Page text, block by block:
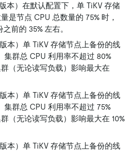
本）在默认配置下，单 TiKV 存储
是节点 CPU 总数量的 75% 时，
前的 35% 左右。
版本）单 TiKV 存储节点上备份的线
、集群总 CPU 利用率不超过 80%
（无论读写负载）影响最大在
版本）单 TiKV 存储节点上备份的线
、集群总 CPU 利用率不超过 75%
（无论读写负载）影响最大在 10%
版本）单 TiKV 存储节点上备份的线